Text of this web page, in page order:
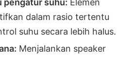
pengatur suhu: Elemen
dalam rasio tertentu
suhu secara lebih halus.
Menjalankan speaker